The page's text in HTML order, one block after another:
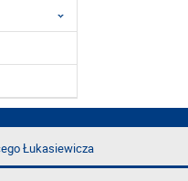
Łukasiewicza